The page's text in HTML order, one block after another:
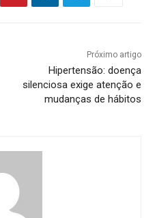
Próximo artigo
Hipertensão: doença
silenciosa exige atenção e
mudanças de hábitos